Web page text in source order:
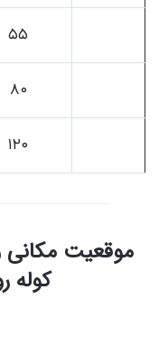
۵۵
۸۰
۱۲۰
موقعیت مکانی
کوله